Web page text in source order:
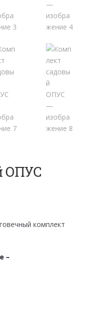
ОПУС
комплект
–